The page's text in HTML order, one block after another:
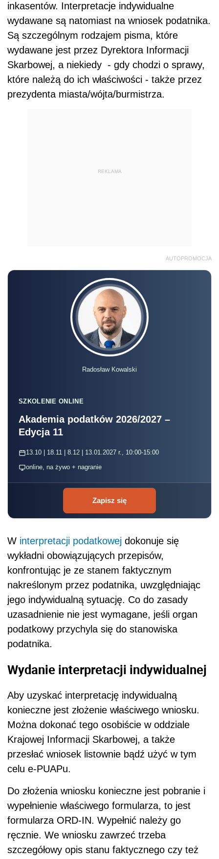
inkasentów. Interpretacje indywidualne
wydawane są natomiast na wniosek podatnika.
Są szczególnym rodzajem pisma, które
wydawane jest przez Dyrektora Informacji
Skarbowej, a niekiedy - gdy chodzi o sprawy,
które należą do ich właściwości - także przez
prezydenta miasta/wójta/burmistrza.
REKLAMA
AUTOPROMOCJA
Radosław Kowalski
SZKOLENIE ONLINE
Akademia podatków 2026/2027 –
Edycja 11
13.10 | 18.11 | 8.12 | 13.01.2027 r., 10:00-15:00
online, na żywo + nagranie
Zapisz się
W interpretacji podatkowej dokonuje się
wykładni obowiązujących przepisów,
konfrontując je ze stanem faktycznym
nakreślonym przez podatnika, uwzględniając
jego indywidualną sytuację. Co do zasady
uzasadnienie nie jest wymagane, jeśli organ
podatkowy przychyla się do stanowiska
podatnika.
Wydanie interpretacji indywidualnej
Aby uzyskać interpretację indywidualną
konieczne jest złożenie właściwego wniosku.
Można dokonać tego osobiście w oddziale
Krajowej Informacji Skarbowej, a także
przesłać wniosek listownie bądź użyć w tym
celu e-PUAPu.
Do złożenia wniosku konieczne jest pobranie i
wypełnienie właściwego formularza, to jest
formularza ORD-IN. Wypełnić należy go
ręcznie. We wniosku zawrzeć trzeba
szczegółowy opis stanu faktycznego czy też